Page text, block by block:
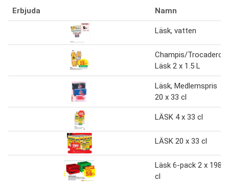
Erbjuda Namn
Läsk, vatten
Champis/Trocadero
Läsk 2 x 1.5 L
Läsk, Medlemspris
20 x 33 cl
LÄSK 4 x 33 cl
LÄSK 20 x 33 cl
Läsk 6-pack 2 x 198
cl